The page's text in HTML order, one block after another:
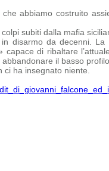
abbiamo costruito
subiti dalla mafia
disarmo da decenni.
di ribaltare
il basso
ci ha insegnato niente.